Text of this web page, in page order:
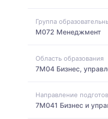
Группа
M072 Менеджмент
Область образования
7M04 Бизнес,
Направление
7M041 Бизнес и